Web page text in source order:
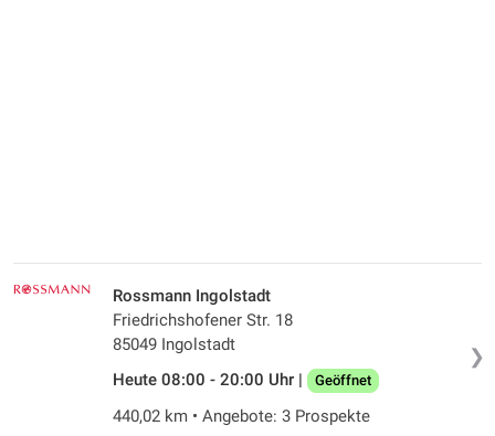
❯
Rossmann Ingolstadt
Friedrichshofener Str. 18
85049 Ingolstadt
Heute 08:00 - 20:00 Uhr |
Geöffnet
440,02 km • Angebote: 3 Prospekte